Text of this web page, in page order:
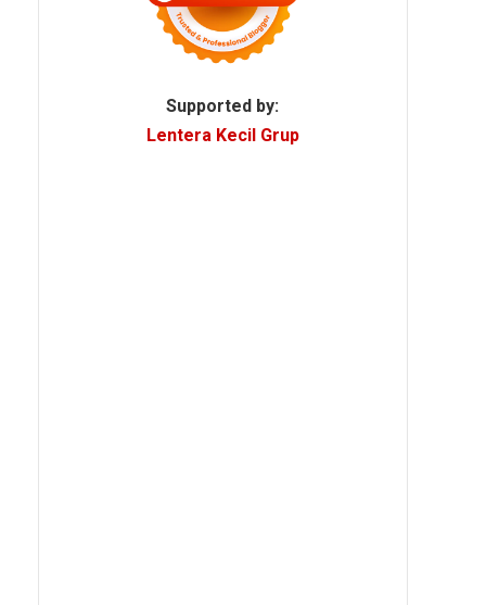
Supported by:
Lentera Kecil Grup